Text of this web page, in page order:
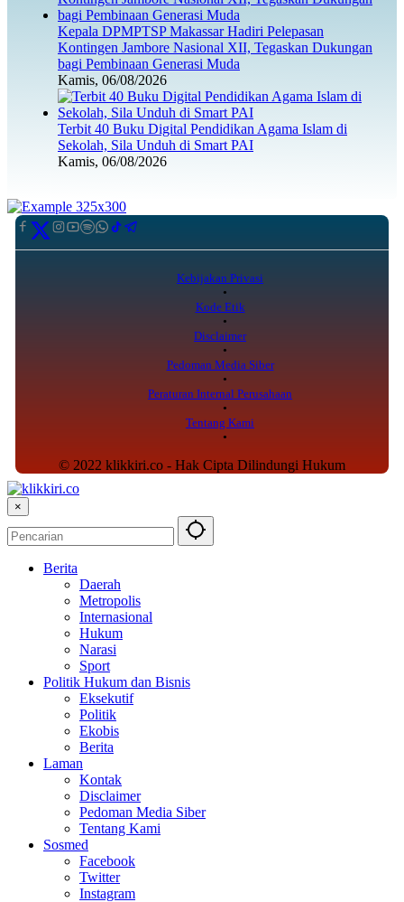
Kepala DPMPTSP Makassar Hadiri Pelepasan
Kontingen Jambore Nasional XII, Tegaskan Dukungan
bagi Pembinaan Generasi Muda
Kamis, 06/08/2026
Terbit 40 Buku Digital Pendidikan Agama Islam di
Sekolah, Sila Unduh di Smart PAI
Kamis, 06/08/2026
Kebijakan Privasi
Kode Etik
Disclaimer
Pedoman Media Siber
Peraturan Internal Perusahaan
Tentang Kami
© 2022 klikkiri.co - Hak Cipta Dilindungi Hukum
×
Berita
Daerah
Metropolis
Internasional
Hukum
Narasi
Sport
Politik Hukum dan Bisnis
Eksekutif
Politik
Ekobis
Berita
Laman
Kontak
Disclaimer
Pedoman Media Siber
Tentang Kami
Sosmed
Facebook
Twitter
Instagram